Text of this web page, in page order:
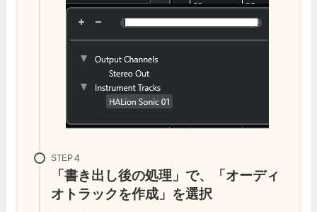
STEP
「 書き出し後の処理 」で、「 オーディ
オトラックを作成」を選択